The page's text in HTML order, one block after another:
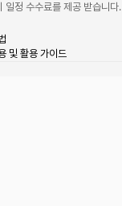
일정 수수료를 제공 받습니다.
및 활용 가이드